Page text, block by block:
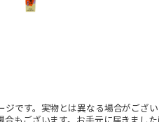
ジです。実物とは異なる場合がござ